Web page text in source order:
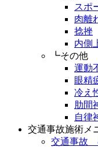
スポ
肉離
捻挫
内側
┗その他
運動
眼精
冷え
肋間
自律
交通事故施術メ
交通事故